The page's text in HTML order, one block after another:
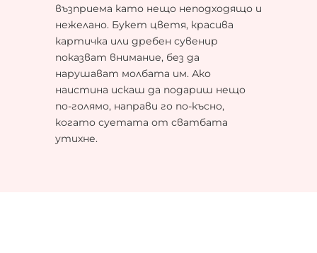
възприема като нещо неподходящо и
нежелано. Букет цветя, красива
картичка или дребен сувенир
показват внимание, без да
нарушават молбата им. Ако
наистина искаш да подариш нещо
по-голямо, направи го по-късно,
когато суетата от сватбата
утихне.